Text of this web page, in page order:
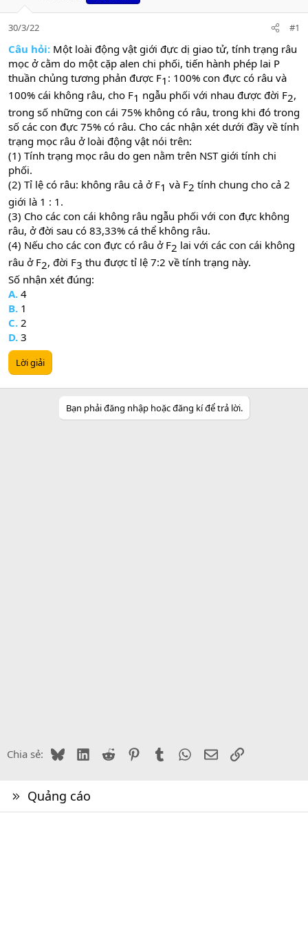
30/3/22 #1
Câu hỏi: Một loài động vật giới đực dị giao tử, tính trạng râu
mọc ở cằm do một cặp alen chi phối, tiến hành phép lai P
thuần chủng tương phản được F1​ : 100% con đực có râu và
100% cái không râu, cho F1​ ngẫu phối với nhau được đời F2​,
trong số những con cái 75% không có râu, trong khi đó trong
số các con đực 75% có râu. Cho các nhận xét dưới đầy về tính
trạng mọc râu ở loài động vật nói trên:
(1) Tính trạng mọc râu do gen nằm trên NST giới tính chi
phối.
(2) Tỉ lệ có râu: không râu cả ở F1​ và F2​ tính chung cho cả 2
giới là 1 : 1.
(3) Cho các con cái không râu ngẫu phối với con đực không
râu, ở đời sau có 83,33% cá thể không râu.
(4) Nếu cho các con đực có râu ở F2​ lai với các con cái không
râu ở F2​, đời F3​ thu được tỉ lệ 7:2 về tính trạng này.
Số nhận xét đúng:
A. 4
B. 1
C. 2
D. 3
Lời giải
Bạn phải đăng nhập hoặc đăng kí để trả lời.
Chia sẻ: BlueskyLinkedIn
Reddit PinterestTumblr WhatsApp
EmailLink
Quảng cáo